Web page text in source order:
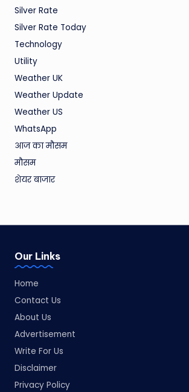
Silver Rate
Silver Rate Today
Technology
Utility
Weather UK
Weather Update
Weather US
WhatsApp
आज का मौसम
मौसम
शेयर बाजार
Our Links
Home
Contact Us
About Us
Advertisement
Write For Us
Disclaimer
Privacy Policy